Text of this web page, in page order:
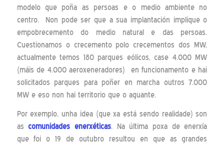
modelo que poña as persoas e o medio ambiente no
centro. Non pode ser que a sua implantación implique o
empobrecemento do medio natural e das persoas.
Cuestionamos o crecemento polo crecementos dos MW,
actualmente temos 180 parques eólicos, case 4.000 MW
(máis de 4.000 aeroxeneradores) en funcionamento e hai
solicitados parques para poñer en marcha outros 7.000
MW e eso non hai territorio que o aguante.
Por exemplo, unha idea (que xa está sendo realidade) son
ascomunidades enerxéticas. Na última poxa de enerxía
que foi o 19 de outubro resultou en que as grandes